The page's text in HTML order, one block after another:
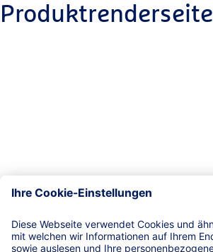
Produktrenderseite